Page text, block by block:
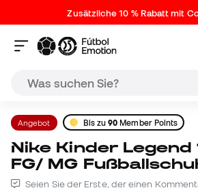
Zusätzliche 10 % Rabatt mit
Angebot Bis zu90 Member Points
Nike Kinder Legend 10 Verein
FG/ MG
Seien Sie der Erste, der einen